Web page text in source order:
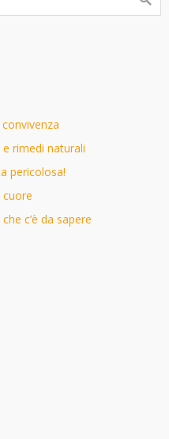
rimedi naturali
pericolosa!
cuore
c’è da sapere